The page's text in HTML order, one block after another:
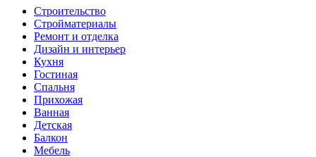
Строительство
Стройматериалы
Ремонт и отделка
Дизайн и интерьер
Кухня
Гостиная
Спальня
Прихожая
Ванная
Детская
Балкон
Мебель